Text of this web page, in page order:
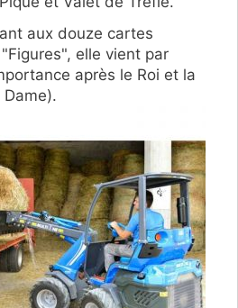
aux douze cartes
elle vient par
après le Roi et la
Dame).